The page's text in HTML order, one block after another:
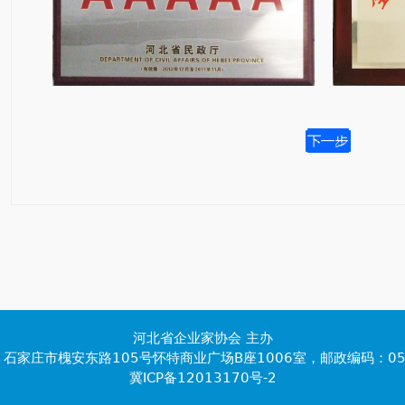
河北省企业家协会 主办
石家庄市槐安东路105号怀特商业广场B座1006室，邮政编码：
冀ICP备12013170号-2